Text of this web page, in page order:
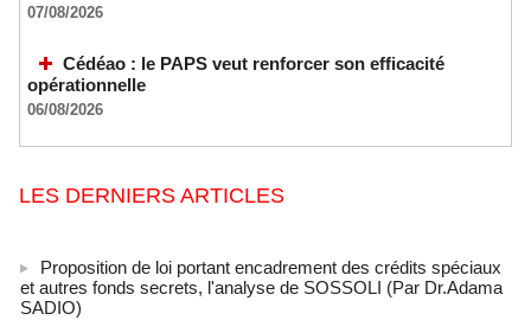
07/08/2026
Cédéao : le PAPS veut renforcer son efficacité
opérationnelle
06/08/2026
LES DERNIERS ARTICLES
et autres fonds secrets, l'analyse de SOSSOLI (Par Dr.Adama
SADIO)
09/08/2026